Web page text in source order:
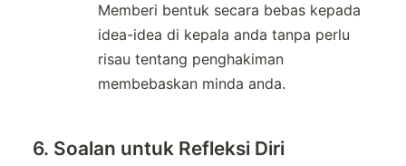
Memberi bentuk secara bebas kepada
idea-idea di kepala anda tanpa perlu
risau tentang penghakiman
membebaskan minda anda.
6. Soalan untuk Refleksi Diri